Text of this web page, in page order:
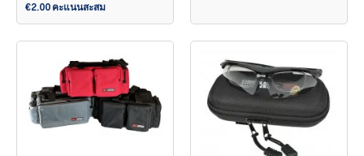
€2.00 คะแนนสะสม